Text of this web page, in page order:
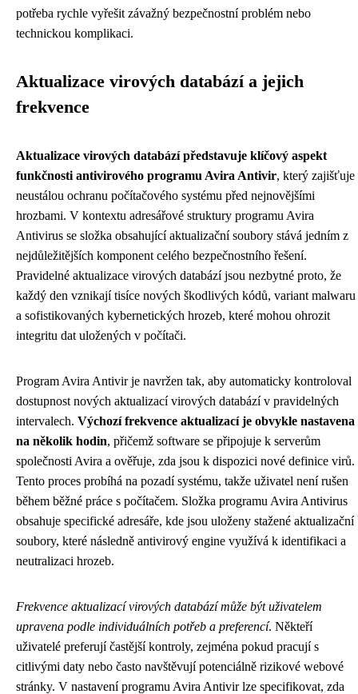
potřeba rychle vyřešit závažný bezpečnostní problém nebo
technickou komplikaci.
Aktualizace virových databází a jejich
frekvence
Aktualizace virových databází představuje klíčový aspekt
funkčnosti antivirového programu Avira Antivir, který zajišťuje
neustálou ochranu počítačového systému před nejnovějšími
hrozbami. V kontextu adresářové struktury programu Avira
Antivirus se složka obsahující aktualizační soubory stává jedním z
nejdůležitějších komponent celého bezpečnostního řešení.
Pravidelné aktualizace virových databází jsou nezbytné proto, že
každý den vznikají tisíce nových škodlivých kódů, variant malwaru
a sofistikovaných kybernetických hrozeb, které mohou ohrozit
integritu dat uložených v počítači.
Program Avira Antivir je navržen tak, aby automaticky kontroloval
dostupnost nových aktualizací virových databází v pravidelných
intervalech. Výchozí frekvence aktualizací je obvykle nastavena
na několik hodin, přičemž software se připojuje k serverům
společnosti Avira a ověřuje, zda jsou k dispozici nové definice virů.
Tento proces probíhá na pozadí systému, takže uživatel není rušen
během běžné práce s počítačem. Složka programu Avira Antivirus
obsahuje specifické adresáře, kde jsou uloženy stažené aktualizační
soubory, které následně antivirový engine využívá k identifikaci a
neutralizaci hrozeb.
Frekvence aktualizací virových databází může být uživatelem
upravena podle individuálních potřeb a preferencí. Někteří
uživatelé preferují častější kontroly, zejména pokud pracují s
citlivými daty nebo často navštěvují potenciálně rizikové webové
stránky. V nastavení programu Avira Antivir lze specifikovat, zda